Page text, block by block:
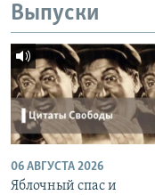
Выпуски
06 АВГУСТА 2026
Яблочный спас и